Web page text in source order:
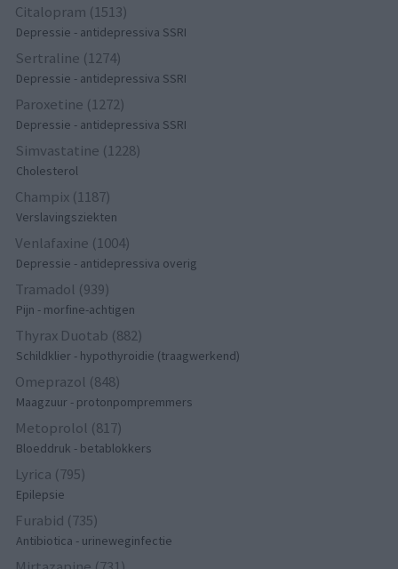
Citalopram (1513)
Depressie - antidepressiva SSRI
Sertraline (1274)
Depressie - antidepressiva SSRI
Paroxetine (1272)
Depressie - antidepressiva SSRI
Simvastatine (1228)
Cholesterol
Champix (1187)
Verslavingsziekten
Venlafaxine (1004)
Depressie - antidepressiva overig
Tramadol (939)
Pijn - morfine-achtigen
Thyrax Duotab (882)
Schildklier - hypothyroidie (traagwerkend)
Omeprazol (848)
Maagzuur - protonpompremmers
Metoprolol (817)
Bloeddruk - betablokkers
Lyrica (795)
Epilepsie
Furabid (735)
Antibiotica - urineweginfectie